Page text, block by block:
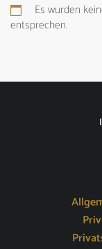
Es wurden
entsprechen.